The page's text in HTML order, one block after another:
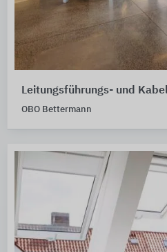
Leitungsführungs- und
OBO Bettermann